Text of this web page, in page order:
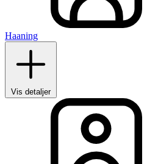
Haaning
Vis detaljer